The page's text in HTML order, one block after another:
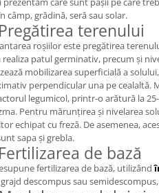
câmp, grădină, seră sau solar.
terenului
roșiilor este pregătirea
patul germinativ, precum și
mobilizarea superficială a
perpendicular una pe cealaltă.
legumicol, printr-o arătură la
Pentru mărunțirea și nivelarea
echipat cu freză. De asemenea,
sapa și grebla.
de bază
fertilizarea de bază, utilizând
descompus sau